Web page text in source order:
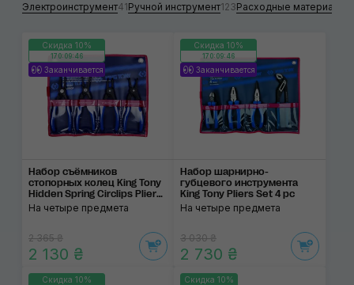
Электроинструмент41Ручной инструмент123Расходные материалы
Скидка 10%
170:09:46
Заканчивается
Набор съёмников
стопорных колец King Tony
Hidden Spring Circlips Pliers
Set
На четыре предмета
2 365 ₴
2 130 ₴
Скидка 10%
170:09:46
Заканчивается
Набор шарнирно-
губцевого инструмента
King Tony Pliers Set 4 pc
На четыре предмета
3 030 ₴
2 730 ₴
Скидка 10% Скидка 10%